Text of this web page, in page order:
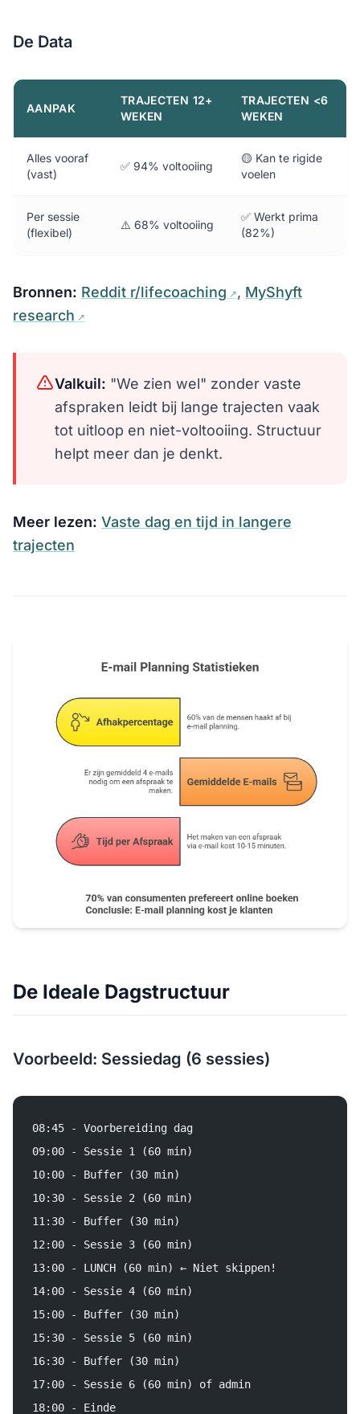
De Data
AANPAK
TRAJECTEN 12+
WEKEN
TRAJECTEN <6
WEKEN
Alles vooraf
(vast)
✅ 94% voltooiing
🟡 Kan te rigide
voelen
Per sessie
(flexibel)
⚠️ 68% voltooiing
✅ Werkt prima
(82%)
Bronnen: Reddit r/lifecoaching , MyShyft
research
Valkuil: "We zien wel" zonder vaste
afspraken leidt bij lange trajecten vaak
tot uitloop en niet-voltooiing. Structuur
helpt meer dan je denkt.
Meer lezen: Vaste dag en tijd in langere
trajecten
De Ideale Dagstructuur
Voorbeeld: Sessiedag (6 sessies)
08:45 - Voorbereiding dag
09:00 - Sessie 1 (60 min)
10:00 - Buffer (30 min)
10:30 - Sessie 2 (60 min)
11:30 - Buffer (30 min)
12:00 - Sessie 3 (60 min)
13:00 - LUNCH (60 min) ← Niet skippen!
14:00 - Sessie 4 (60 min)
15:00 - Buffer (30 min)
15:30 - Sessie 5 (60 min)
16:30 - Buffer (30 min)
17:00 - Sessie 6 (60 min) of admin
18:00 - Einde